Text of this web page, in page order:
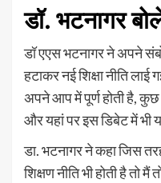
डॉ. भटनागर
डॉ एएस भटनागर ने अपने
हटाकर नई शिक्षा नीति
अपने आप में पूर्ण होती है,
और यहां पर इस डिबेट में भी
डा. भटनागर ने कहा जिस
शिक्षण नीति भी होती है तो